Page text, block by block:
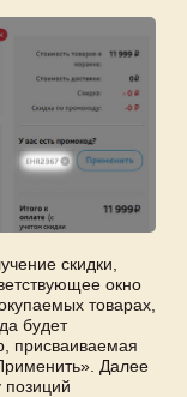
скидки,
окно
товарах,
будет
присваиваемая
Далее